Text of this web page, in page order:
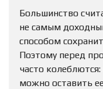
Большинство
не самым
способом
Поэтому перед
часто
можно оставить